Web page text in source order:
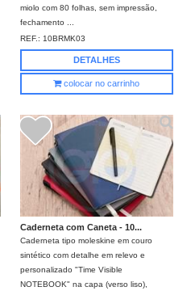
miolo com 80 folhas, sem impressão,
fechamento ...
REF.:10BRMK03
DETALHES
colocar no carrinho
Caderneta com Caneta - 10...
Caderneta tipo moleskine em couro
sintético com detalhe em relevo e
personalizado "Time Visible
NOTEBOOK" na capa (verso liso),